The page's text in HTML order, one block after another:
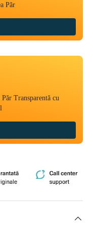
Păr
Transparentă cu